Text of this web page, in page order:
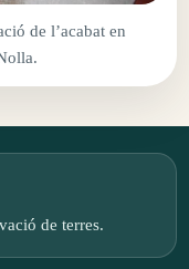
de l’acabat en
de terres.